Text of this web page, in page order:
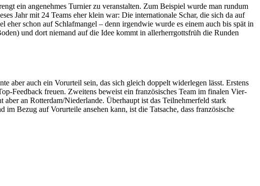
ein angenehmes Turnier zu veranstalten. Zum Beispiel wurde man rundum
Jahr mit 24 Teams eher klein war: Die internationale Schar, die sich da auf
schon auf Schlafmangel – denn irgendwie wurde es einem auch bis spät in
und dort niemand auf die Idee kommt in allerherrgottsfrüh die Runden
aber auch ein Vorurteil sein, das sich gleich doppelt widerlegen lässt. Erstens
Feedback freuen. Zweitens beweist ein französisches Team im finalen Vier-
an Rotterdam/Niederlande. Überhaupt ist das Teilnehmerfeld stark
Bezug auf Vorurteile ansehen kann, ist die Tatsache, dass französische